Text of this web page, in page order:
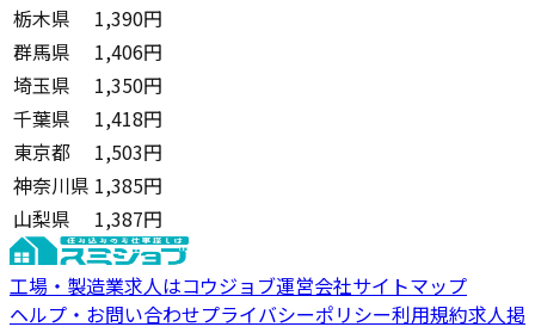
栃木県
1,390円
群馬県
1,406円
埼玉県
1,350円
千葉県
1,418円
東京都
1,503円
神奈川県 1,385円
山梨県
1,387円
工場・製造業求人はコウジョブ運営会社サイトマップ
ヘルプ・お問い合わせプライバシーポリシー利用規約求人掲